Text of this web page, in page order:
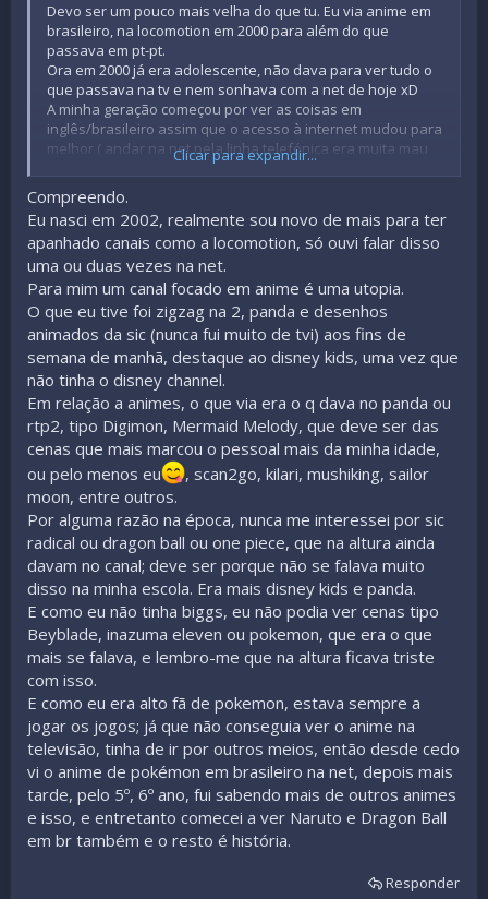
Devo ser um pouco mais velha do que tu. Eu via anime em
brasileiro, na locomotion em 2000 para além do que
passava em pt-pt.
Ora em 2000 já era adolescente, não dava para ver tudo o
que passava na tv e nem sonhava com a net de hoje xD
A minha geração começou por ver as coisas em
inglês/brasileiro assim que o acesso à internet mudou para
melhor ( andar na net pela linha telefónica era muita mau
xD). Não sou contra nem serei contra a dubs de outros
países e muito menos da brasileira mas confesso que me
faz impressão o que é natural. Se soubessem as saudades
que tenho do canal locomotion mesmo sendo em br...
Clicar para expandir...
Compreendo.
Eu nasci em 2002, realmente sou novo de mais para ter
apanhado canais como a locomotion, só ouvi falar disso
uma ou duas vezes na net.
Para mim um canal focado em anime é uma utopia.
O que eu tive foi zigzag na 2, panda e desenhos
animados da sic (nunca fui muito de tvi) aos fins de
semana de manhã, destaque ao disney kids, uma vez que
não tinha o disney channel.
Em relação a animes, o que via era o q dava no panda ou
rtp2, tipo Digimon, Mermaid Melody, que deve ser das
cenas que mais marcou o pessoal mais da minha idade,
ou pelo menos eu
, scan2go, kilari, mushiking, sailor
moon, entre outros.
Por alguma razão na época, nunca me interessei por sic
radical ou dragon ball ou one piece, que na altura ainda
davam no canal; deve ser porque não se falava muito
disso na minha escola. Era mais disney kids e panda.
E como eu não tinha biggs, eu não podia ver cenas tipo
Beyblade, inazuma eleven ou pokemon, que era o que
mais se falava, e lembro-me que na altura ficava triste
com isso.
E como eu era alto fã de pokemon, estava sempre a
jogar os jogos; já que não conseguia ver o anime na
televisão, tinha de ir por outros meios, então desde cedo
vi o anime de pokémon em brasileiro na net, depois mais
tarde, pelo 5º, 6º ano, fui sabendo mais de outros animes
e isso, e entretanto comecei a ver Naruto e Dragon Ball
em br também e o resto é história.
Responder